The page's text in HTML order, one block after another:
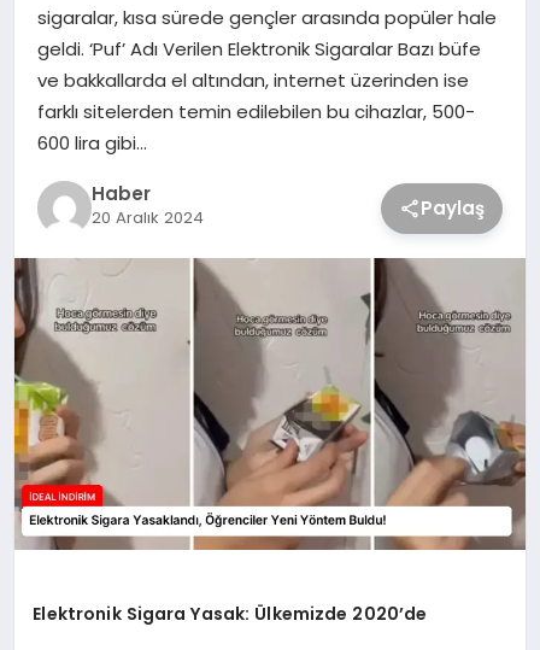
sigaralar, kısa sürede gençler arasında popüler hale
geldi. ‘Puf’ Adı Verilen Elektronik Sigaralar Bazı büfe
ve bakkallarda el altından, internet üzerinden ise
farklı sitelerden temin edilebilen bu cihazlar, 500-
600 lira gibi…
Haber
20 Aralık 2024 Paylaş
Elektronik Sigara Yasak: Ülkemizde 2020’de